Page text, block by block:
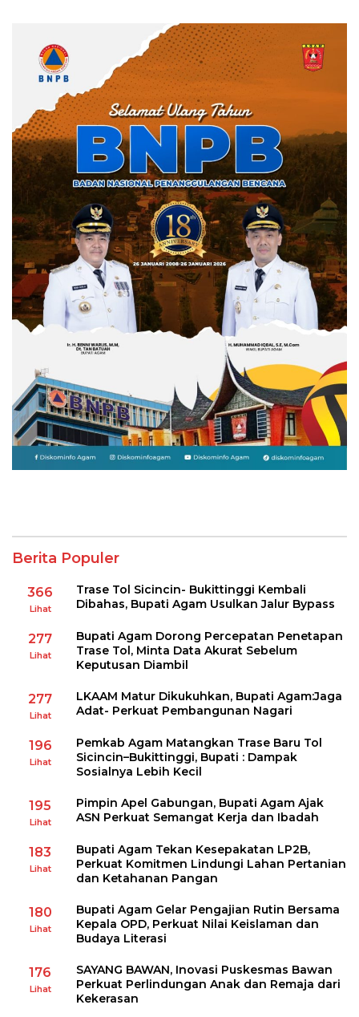
Berita Populer
366
Lihat
Trase Tol Sicincin- Bukittinggi Kembali
Dibahas, Bupati Agam Usulkan Jalur Bypass
277
Lihat
Bupati Agam Dorong Percepatan Penetapan
Trase Tol, Minta Data Akurat Sebelum
Keputusan Diambil
277
Lihat
LKAAM Matur Dikukuhkan, Bupati Agam:Jaga
Adat- Perkuat Pembangunan Nagari
196
Lihat
Pemkab Agam Matangkan Trase Baru Tol
Sicincin–Bukittinggi, Bupati : Dampak
Sosialnya Lebih Kecil
195
Lihat
Pimpin Apel Gabungan, Bupati Agam Ajak
ASN Perkuat Semangat Kerja dan Ibadah
183
Lihat
Bupati Agam Tekan Kesepakatan LP2B,
Perkuat Komitmen Lindungi Lahan Pertanian
dan Ketahanan Pangan
180
Lihat
Bupati Agam Gelar Pengajian Rutin Bersama
Kepala OPD, Perkuat Nilai Keislaman dan
Budaya Literasi
176
Lihat
SAYANG BAWAN, Inovasi Puskesmas Bawan
Perkuat Perlindungan Anak dan Remaja dari
Kekerasan